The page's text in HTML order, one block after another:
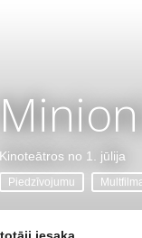
Kinoteātros no 1. jūlija
Piedzīvojumu